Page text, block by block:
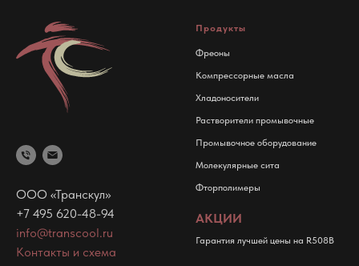
ООО «Транскул»
+7 495 620-48-94
info@transcool.ru
Контакты и схема
Продукты
Фреоны
Компрессорные масла
Хладоносители
Растворители промывочные
Промывочное оборудование
Молекулярные сита
Фторполимеры
АКЦИИ
Гарантия лучшей цены на R508B